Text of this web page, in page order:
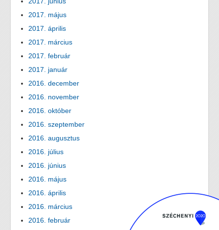
2017. május
2017. április
2017. március
2017. február
2017. január
2016. december
2016. november
2016. október
2016. szeptember
2016. augusztus
2016. július
2016. június
2016. május
2016. április
2016. március
2016. február